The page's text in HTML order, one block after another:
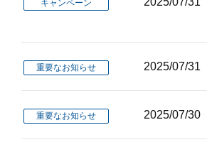
キャンペーン
重要なお知らせ 2025/07/31
重要なお知らせ 2025/07/30